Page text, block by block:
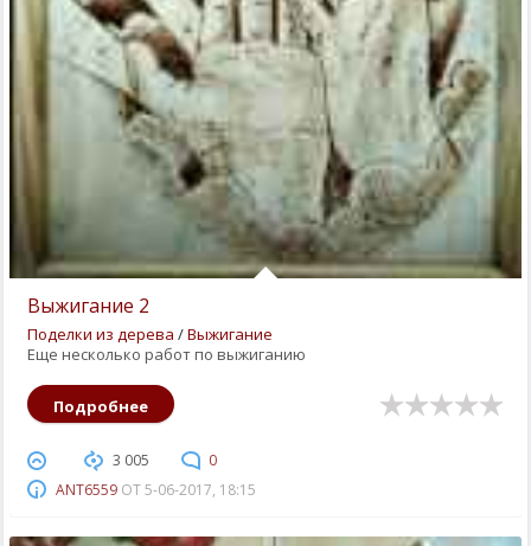
Выжигание 2
Поделки из дерева /Выжигание
Еще несколько работ по выжиганию
Подробнее
3 005
0
ANT6559ОТ5-06-2017, 18:15